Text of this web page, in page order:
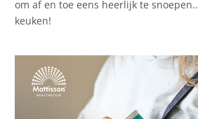
om af en toe eens heerlijk te
keuken!